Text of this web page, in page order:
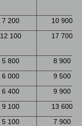
7 200
10 900
12 100 17 700
5 800
8 900
6 000
9 500
6 400
9 900
9 100
13 600
5 100
7 900